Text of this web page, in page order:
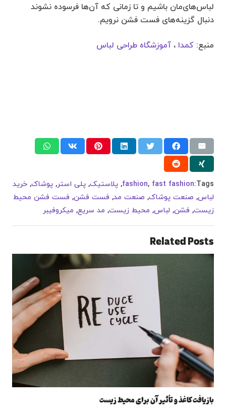
لباس‌های‌مان باشیم و تا زمانی که آن‌ها فرسوده نشوند
دنبال گزینه‌های فست فشن نرویم.
منبع: کمدا ، آموزشگاه طراحی لباس
Tags:
fashion, fast fashion
, پلاستیک, پلی استر, پوشاک, خرید
لباس, صنعت پوشاک, صنعت مد, فست فشن, فست فشن محیط
زیست, فشن, لباس, محیط زیست, مد سریع, میکروفیبر
Related Posts
بازیافت کاغذ و تأثیر آن برای محیط زیست